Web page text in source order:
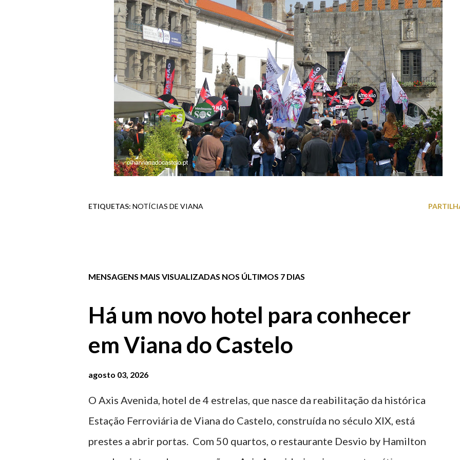
ETIQUETAS: NOTÍCIAS DE VIANA
MENSAGENS MAIS VISUALIZADAS NOS ÚLTIMOS 7 DIAS
Há um novo hotel para conhecer
em Viana do Castelo
agosto 03, 2026
O Axis Avenida, hotel de 4 estrelas, que nasce da reabilitação da histórica
Estação Ferroviária de Viana do Castelo, construída no século XIX, está
prestes a abrir portas. Com 50 quartos, o restaurante Desvio by Hamilton